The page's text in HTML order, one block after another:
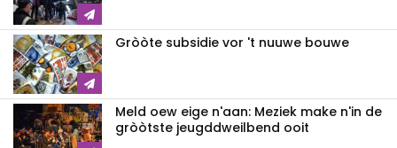
Gròòte subsidie vor 't nuuwe bouwe
Meld oew eige n'aan: Meziek make n'in de
gròòtste jeugddweilbend ooit